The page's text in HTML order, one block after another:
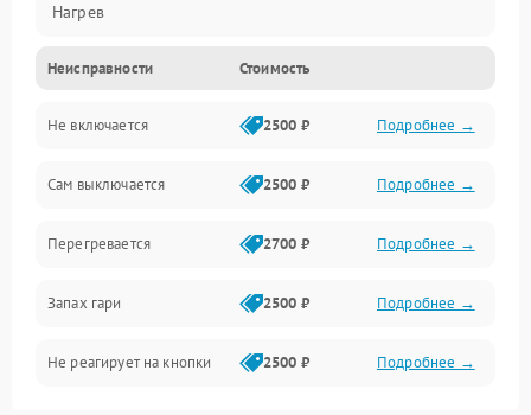
Нагрев
Неисправности Стоимость
Не включается 2500 ₽ Подробнее →
Сам выключается 2500 ₽ Подробнее →
Перегревается 2700 ₽ Подробнее →
Запах гари 2500 ₽ Подробнее →
Не реагирует на кнопки 2500 ₽ Подробнее →